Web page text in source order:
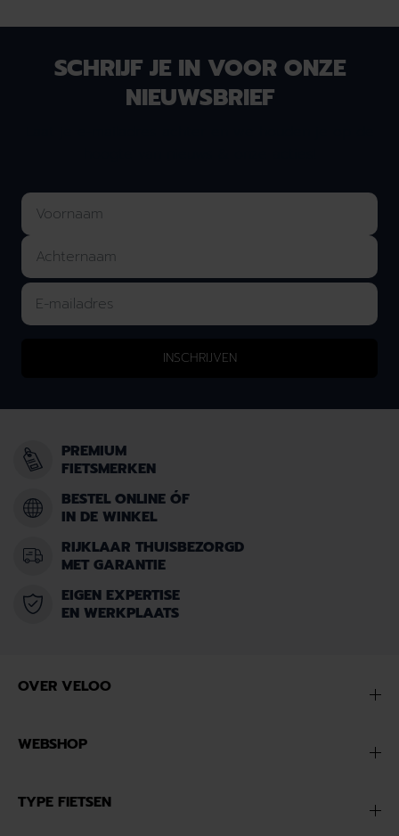
SCHRIJF JE IN VOOR ONZE
NIEUWSBRIEF
INSCHRIJVEN
PREMIUM
FIETSMERKEN
BESTEL ONLINE ÓF
IN DE WINKEL
RIJKLAAR THUISBEZORGD
MET GARANTIE
EIGEN EXPERTISE
EN WERKPLAATS
OVER VELOO
WEBSHOP
TYPE FIETSEN